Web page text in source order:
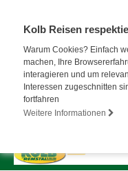
Kolb Reisen
Warum Cookies? Einfach
machen, Ihre
interagieren und um
Interessen zugeschnitten
fortfahren
Weitere Informationen